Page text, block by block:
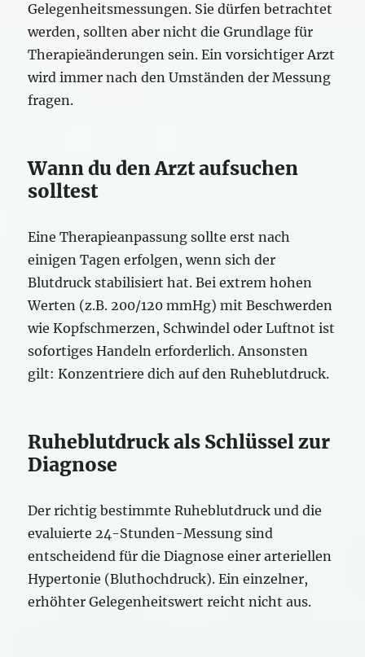
Gelegenheitsmessungen. Sie dürfen betrachtet
werden, sollten aber nicht die Grundlage für
Therapieänderungen sein. Ein vorsichtiger Arzt
wird immer nach den Umständen der Messung
fragen.
Wann du den Arzt aufsuchen
solltest
Eine Therapieanpassung sollte erst nach
einigen Tagen erfolgen, wenn sich der
Blutdruck stabilisiert hat. Bei extrem hohen
Werten (z.B. 200/120 mmHg) mit Beschwerden
wie Kopfschmerzen, Schwindel oder Luftnot ist
sofortiges Handeln erforderlich. Ansonsten
gilt: Konzentriere dich auf den Ruheblutdruck.
Ruheblutdruck als Schlüssel zur
Diagnose
Der richtig bestimmte Ruheblutdruck und die
evaluierte 24-Stunden-Messung sind
entscheidend für die Diagnose einer arteriellen
Hypertonie (Bluthochdruck). Ein einzelner,
erhöhter Gelegenheitswert reicht nicht aus.